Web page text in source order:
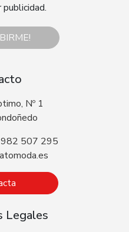
Nº 1
982 507 295
Legales